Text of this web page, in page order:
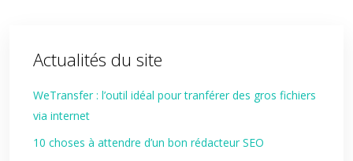
Actualités du site
WeTransfer : l’outil idéal pour tranférer des gros fichiers
via internet
10 choses à attendre d’un bon rédacteur SEO